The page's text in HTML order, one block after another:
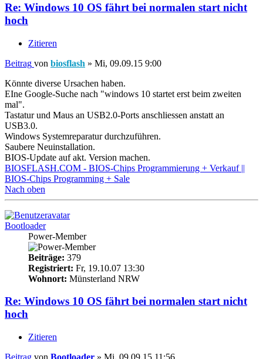
Re: Windows 10 OS fährt bei normalen start nicht
hoch
Zitieren
Beitrag von biosflash » Mi, 09.09.15 9:00
Könnte diverse Ursachen haben.
EIne Google-Suche nach "windows 10 startet erst beim zweiten
mal".
Tastatur und Maus an USB2.0-Ports anschliessen anstatt an
USB3.0.
Windows Systemreparatur durchzuführen.
Saubere Neuinstallation.
BIOS-Update auf akt. Version machen.
BIOSFLASH.COM - BIOS-Chips Programmierung + Verkauf ||
BIOS-Chips Programming + Sale
Nach oben
Bootloader
Power-Member
Beiträge: 379
Registriert: Fr, 19.10.07 13:30
Wohnort: Münsterland NRW
Re: Windows 10 OS fährt bei normalen start nicht
hoch
Zitieren
Beitrag von Bootloader » Mi, 09.09.15 11:56